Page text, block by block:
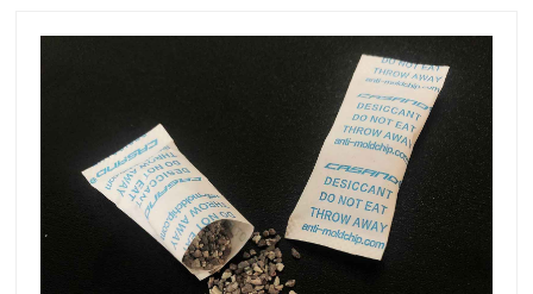
alimentos, y es un fabricante comprometido con la
investigación y el desarrollo, la producción y las ventas
de desecantes, chips antimoho y otros productos.
Tenemos nuestra propia fábrica y laboratorio de
fabricación de láminas a prueba de moho, y tenemos
más de diez años de experiencia en la producción y
venta de productos a prueba de moho. También
contamos con un grupo de equipo de gestión y técnicos
de desarrollo de productos. A lo largo de los años, nos
como elegir un desecante? Dejar topón ¡decirte!